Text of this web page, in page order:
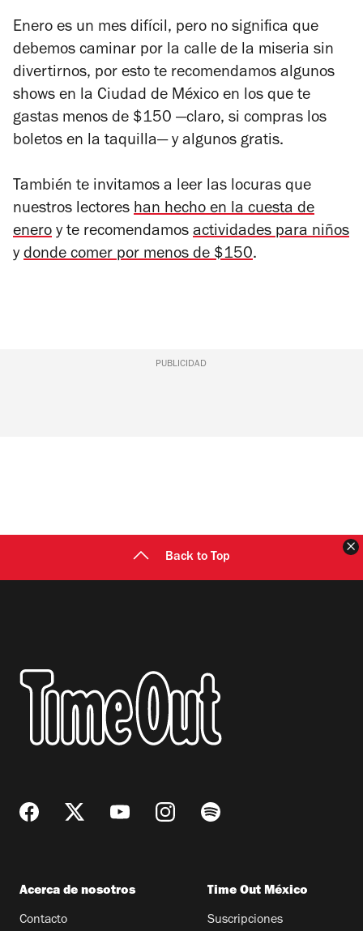
Enero es un mes difícil, pero no significa que
debemos caminar por la calle de la miseria sin
divertirnos, por esto te recomendamos algunos
shows en la Ciudad de México en los que te
gastas menos de $150 —claro, si compras los
boletos en la taquilla— y algunos gratis.
También te invitamos a leer las locuras que
nuestros lectores han hecho en la cuesta de
enero y te recomendamos actividades para niños
y donde comer por menos de $150.
PUBLICIDAD
Back to Top
Acerca de nosotros
Contacto
Time Out México
Suscripciones